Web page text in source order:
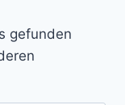
gefunden